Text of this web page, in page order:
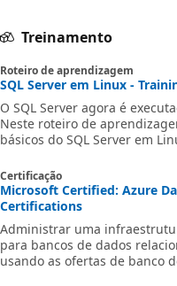
Treinamento
Roteiro de aprendizagem
SQL Server em Linux -
O SQL Server agora é
Neste roteiro de
básicos do SQL Server em
você aprenderá a ajustar
Server em Linux.
Certificação
Microsoft Certified: Azure
Certifications
Administrar uma
para bancos de dados
usando as ofertas de banco